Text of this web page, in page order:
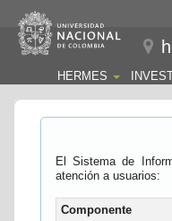
HERMES
El Sistema de
atención a usuarios:
Componente